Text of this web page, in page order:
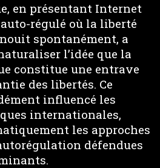
en présentant Internet
régulé où la liberté
spontanément, a
l’idée que la
constitue une entrave
des libertés. Ce
influencé les
internationales,
les approches
défendues